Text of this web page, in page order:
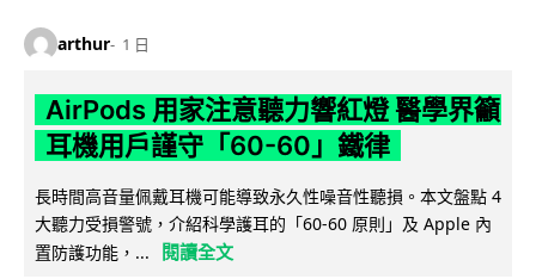
arthur 1 日
AirPods 用家注意聽力響紅燈 醫學界籲
耳機用戶謹守「60-60」鐵律
長時間高音量佩戴耳機可能導致永久性噪音性聽損。本文盤點 4
大聽力受損警號，介紹科學護耳的「60-60 原則」及 Apple 內
置防護功能，...
閱讀全文